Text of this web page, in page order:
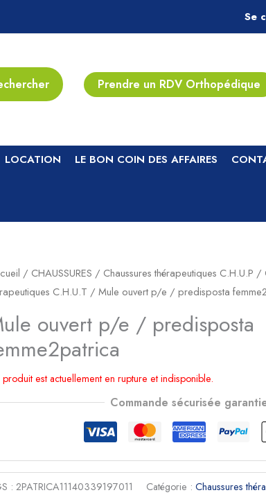
Se
Prendre un RDV Orthopédique
LOCATION LE BON COIN DES AFFAIRES
/ CHAUSSURES / Chaussures thérapeutiques C.H.U.P /
C.H.U.T / Mule ouvert p/e / predisposta
ouvert p/e / predisposta
est actuellement en rupture et indisponible.
Commande sécurisée
:2PATRICA11140339197011 Catégorie :Chaussures